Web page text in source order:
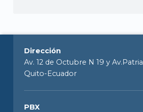
Dirección
Av. 12 de Octubre N 19 y Av.Patria
Quito-Ecuador
PBX